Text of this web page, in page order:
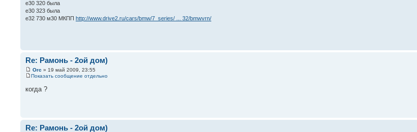
e30 320 была
е30 323 была
е32 730 м30 МКПП http://www.drive2.ru/cars/bmw/7_series/ ... 32/bmwvrn/
Re: Рамонь - 2ой дом)
Orc » 19 май 2009, 23:55
Показать сообщение отдельно
когда ?
Re: Рамонь - 2ой дом)